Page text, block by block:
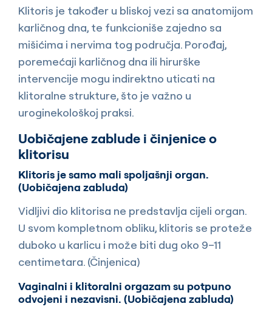
Klitoris je također u bliskoj vezi sa anatomijom
karličnog dna, te funkcioniše zajedno sa
mišićima i nervima tog područja. Porođaj,
poremećaji karličnog dna ili hirurške
intervencije mogu indirektno uticati na
klitoralne strukture, što je važno u
uroginekološkoj praksi.
Uobičajene zablude i činjenice o
klitorisu
Klitoris je samo mali spoljašnji organ.
(Uobičajena zabluda)
Vidljivi dio klitorisa ne predstavlja cijeli organ.
U svom kompletnom obliku, klitoris se proteže
duboko u karlicu i može biti dug oko 9–11
centimetara. (Činjenica)
Vaginalni i klitoralni orgazam su potpuno
odvojeni i nezavisni. (Uobičajena zabluda)